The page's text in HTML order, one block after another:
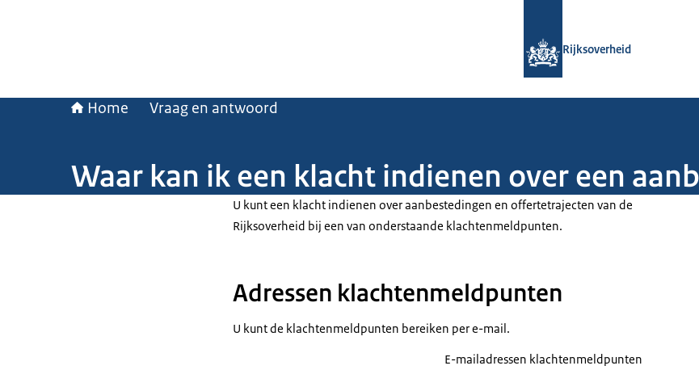
Rijksoverheid
Home Vraag en antwoord
Waar kan ik een klacht indienen over een
U kunt een klacht indienen over aanbestedingen en offertetrajecten van de
Rijksoverheid bij een van onderstaande klachtenmeldpunten.
Adressen klachtenmeldpunten
U kunt de klachtenmeldpunten bereiken per e-mail.
E-mailadressen klachtenmeldpunten